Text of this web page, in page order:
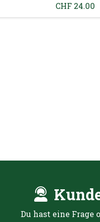
CHF 23.00
Du hast eine Frage